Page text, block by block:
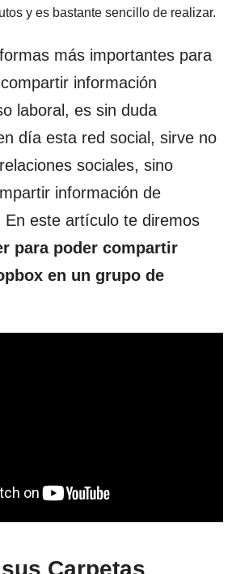
y es bastante sencillo de realizar.
más importantes para
información
laboral, es sin duda
día esta red social, sirve no
sociales, sino
información de
En este artículo te diremos
para poder compartir
en un grupo de
Carpetas